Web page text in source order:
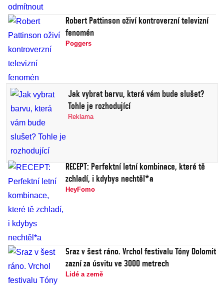
Robert Pattinson oživí kontroverzní televizní
fenomén
Poggers
Jak vybrat barvu, která vám bude slušet?
Tohle je rozhodující
Reklama
RECEPT: Perfektní letní kombinace, které tě
zchladí, i kdybys nechtěl*a
HeyFomo
Sraz v šest ráno. Vrchol festivalu Tóny Dolomit
zazní za úsvitu ve 3000 metrech
Lidé a země